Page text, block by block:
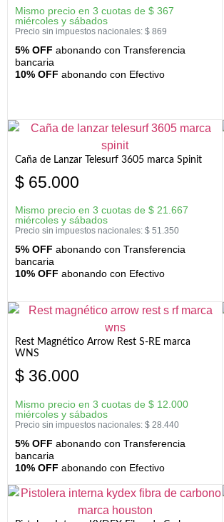
Mismo precio en 3 cuotas de $ 367
miércoles y sábados
Precio sin impuestos nacionales: $ 869
5% OFF abonando con Transferencia
bancaria
10% OFF abonando con Efectivo
Caña de Lanzar Telesurf 3605 marca Spinit
$ 65.000
Mismo precio en 3 cuotas de $ 21.667
miércoles y sábados
Precio sin impuestos nacionales: $ 51.350
5% OFF abonando con Transferencia
bancaria
10% OFF abonando con Efectivo
Rest Magnético Arrow Rest S-RE marca
WNS
$ 36.000
Mismo precio en 3 cuotas de $ 12.000
miércoles y sábados
Precio sin impuestos nacionales: $ 28.440
5% OFF abonando con Transferencia
bancaria
10% OFF abonando con Efectivo